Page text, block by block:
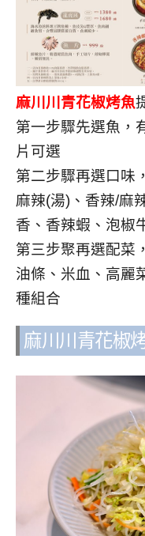
麻川川青花椒烤魚
第一步驟先選魚，
片可選
第二步驟再選口味
麻辣(湯)、香辣/麻
香、香辣蝦、泡椒
第三步聚再選配菜
油條、米血、高麗
種組合
麻川川青花椒